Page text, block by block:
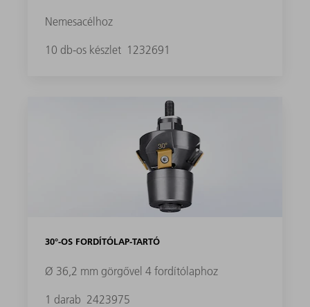
Nemesacélhoz
10 db-os készlet 1232691
30°-OS FORDÍTÓLAP-TARTÓ
Ø 36,2 mm görgővel 4 fordítólaphoz
1 darab 2423975